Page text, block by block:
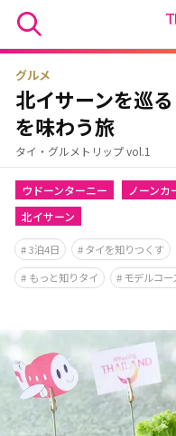
グルメ
北イサーンを巡
を味わう旅
タイ・グルメトリップ vol.1
ウドーンターニー ノーンカ
北イサーン
3泊4日 タイを知りつくす
もっと知りタイ
モデルコー